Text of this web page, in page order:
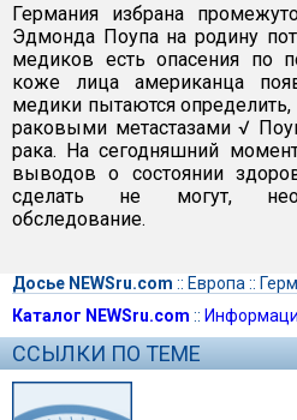
Германия избрана
Эдмонда Поупа на родину
медиков есть опасения по
коже лица американца
медики пытаются определить,
раковыми метастазами √
рака. На сегодняшний
выводов о состоянии
сделать не могут,
обследование.
Досье NEWSru.com :: Европа ::
Каталог NEWSru.com ::
ССЫЛКИ ПО ТЕМЕ